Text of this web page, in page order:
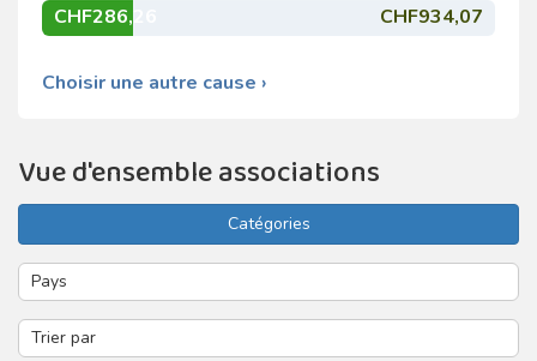
CHF286,26
CHF934,07
Choisir une autre cause ›
Vue d'ensemble associations
Catégories